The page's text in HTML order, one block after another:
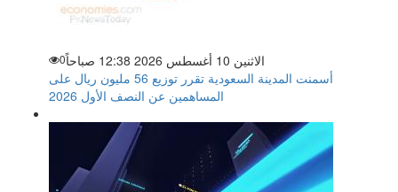
الاثنين 10 أغسطس 2026 12:38 صباحاً 0
أسمنت المدينة السعودية تقرر توزيع 56 مليون ريال على
المساهمين عن النصف الأول 2026